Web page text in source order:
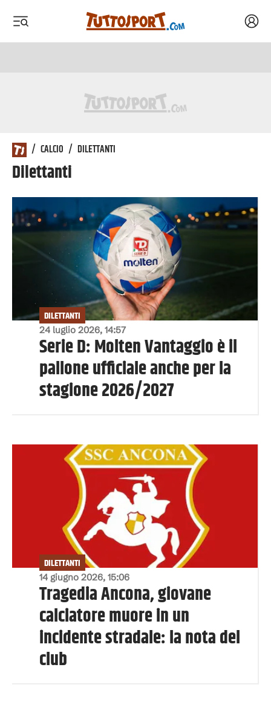
/ CALCIO / DILETTANTI
Dilettanti
24 luglio 2026, 14:57
DILETTANTI
Serie D: Molten Vantaggio è il
pallone ufficiale anche per la
stagione 2026/2027
14 giugno 2026, 15:06
DILETTANTI
Tragedia Ancona, giovane
calciatore muore in un
incidente stradale: la nota del
club